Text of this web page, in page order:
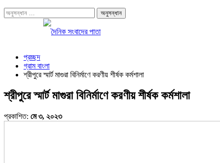
প্রচ্ছদ
গ্রাম বাংলা
শ্রীপুরে স্মার্ট মাগুরা বিনির্মাণে করণীয় শীর্ষক কর্মশালা
শ্রীপুরে স্মার্ট মাগুরা বিনির্মাণে করণীয় শীর্ষক কর্মশালা
প্রকাশিত: মে ৩, ২০২৩